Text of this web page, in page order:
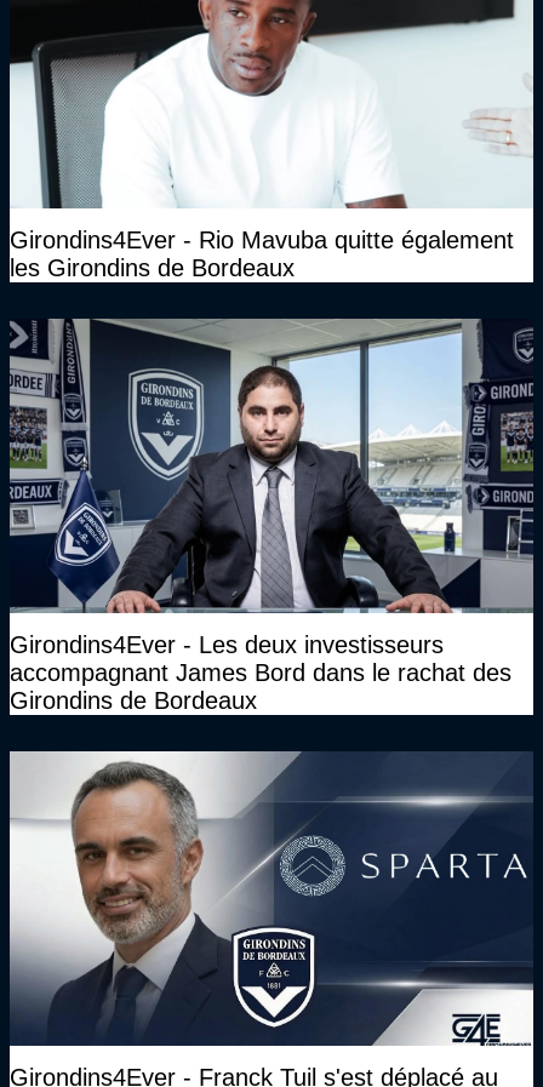
Girondins4Ever - Rio Mavuba quitte également
les Girondins de Bordeaux
Girondins4Ever - Les deux investisseurs
accompagnant James Bord dans le rachat des
Girondins de Bordeaux
Girondins4Ever - Franck Tuil s'est déplacé au